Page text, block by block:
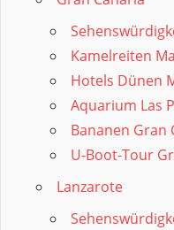
Kamelreiten
Hotels Dünen
Aquarium Las
Bananen Gran
U-Boot-Tour
Lanzarote